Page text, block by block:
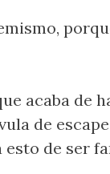
acaba de
de
de ser